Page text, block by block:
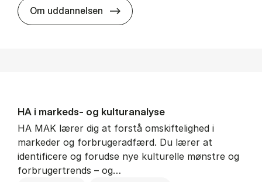
Om uddannelsen HA al­men erhvervs­økonomi
HA i mar­keds- og kul­tu­r­a­na­ly­se
HA MAK lærer dig at forstå omskiftelighed i
markeder og forbrugeradfærd. Du lærer at
identificere og forudse nye kulturelle mønstre og
forbrugertrends – og…